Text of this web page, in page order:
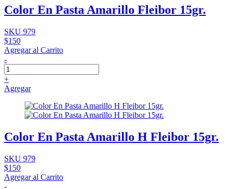
Color En Pasta Amarillo Fleibor 15gr.
SKU 979
$150
Agregar al Carrito
-
+
Agregar
Color En Pasta Amarillo H Fleibor 15gr.
SKU 979
$150
Agregar al Carrito
-